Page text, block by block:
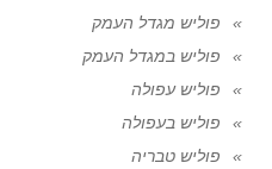
פוליש מגדל העמק
פוליש במגדל העמק
פוליש עפולה
פוליש בעפולה
פוליש טבריה